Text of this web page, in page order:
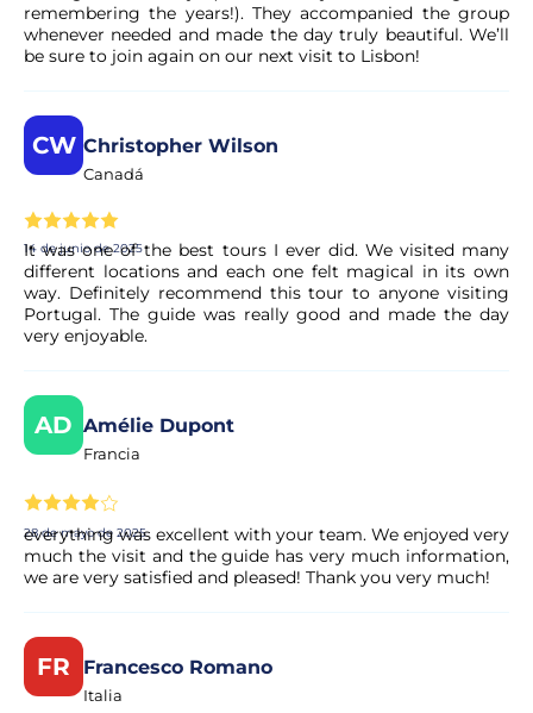
Nos encontraremos frente al Hard Rock Café de Lisboa. Es
uno de los lugares más emblemáticos de la ciudad, lo que
¿Puedo cancelar mi reserva si cambian mis
Sí. La mayoría de nuestras experiencias permiten la
cancelación gratuita hasta un plazo determinado. Las
condiciones exactas se muestran claramente en la página
de la actividad antes de finalizar la reserva.
¿Se confirma mi reserva de inmediato?
Sí, su reserva se procesa al instante. Nuestro colaborador
disponibilidad. En unos instantes, recibirá la confirmación
en su correo electrónico.
Sí. Todos los pagos se procesan a través de sistemas
seguros y encriptados, lo que garantiza la total protección
de sus datos personales y financieros.
remembering the years!). They accompanied the group
whenever needed and made the day truly beautiful. We’ll
be sure to join again on our next visit to Lisbon!
CW Christopher Wilson
Canadá
14 de junio de 2025
It was one of the best tours I ever did. We visited many
different locations and each one felt magical in its own
way. Definitely recommend this tour to anyone visiting
Portugal. The guide was really good and made the day
very enjoyable.
AD Amélie Dupont
Francia
28 de mayo de 2025
everything was excellent with your team. We enjoyed very
much the visit and the guide has very much information,
we are very satisfied and pleased! Thank you very much!
FR Francesco Romano
Italia